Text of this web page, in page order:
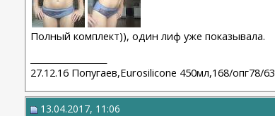
Полный комплект)), один лиф уже показывала.
27.12.16 Попугаев,Eurosilicone 450мл,168/опг78/63
13.04.2017, 11:06